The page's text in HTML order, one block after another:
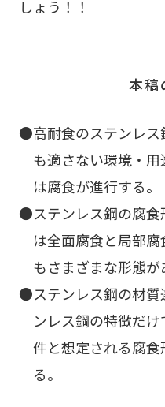
しょう！！
本稿
高耐食のステンレス
も適さない環境・用
は腐食が進行する。
ステンレス鋼の腐食
は全面腐食と局部
もさまざまな形態が
ステンレス鋼の材
ンレス鋼の特徴だ
件と想定される腐
る。